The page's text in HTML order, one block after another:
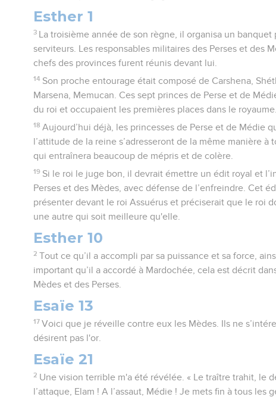
Esther 1
3
La troisième année de son règne, il organisa un
serviteurs. Les responsables militaires des Perses et des
chefs des provinces furent réunis devant lui.
14 Son proche entourage était composé de Carshena,
Marsena, Memucan. Ces sept princes de Perse et de
du roi et occupaient les premières places dans le royaume.
18 Aujourd’hui déjà, les princesses de Perse et de Médie
l’attitude de la reine s’adresseront de la même manière à
qui entraînera beaucoup de mépris et de colère.
19 Si le roi le juge bon, il devrait émettre un édit royal et
Perses et des Mèdes, avec défense de l’enfreindre. Cet
présenter devant le roi Assuérus et préciserait que le roi
une autre qui soit meilleure qu'elle.
Esther 10
2 Tout ce qu’il a accompli par sa puissance et sa force,
important qu’il a accordé à Mardochée, cela est décrit
Mèdes et des Perses.
Esaïe 13
17 Voici que je réveille contre eux les Mèdes. Ils ne
désirent pas l'or.
Esaïe 21
2 Une vision terrible m'a été révélée. « Le traître trahit, le
l’attaque, Elam ! A l’assaut, Médie ! Je mets fin à tous les